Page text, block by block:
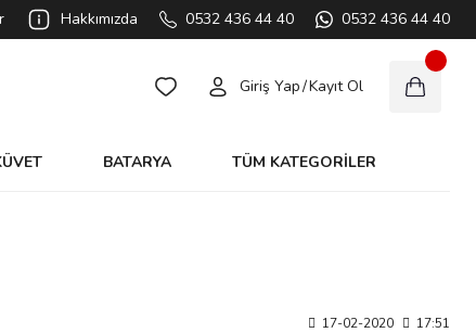
Hakkımızda 0532 436 44 40 0532 436 44 40
Giriş Yap/Kayıt Ol
BATARYA TÜM KATEGORİLER
17-02-2020 17:51